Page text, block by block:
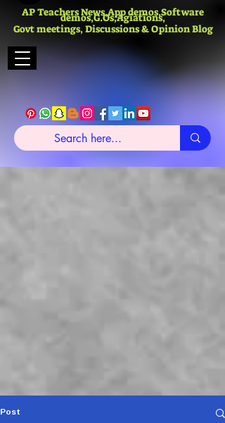
AP Teachers News,App demos,Software
demos,G.Os,Agiations,
Govt meetings, Discussions & Opinion Blog
Post